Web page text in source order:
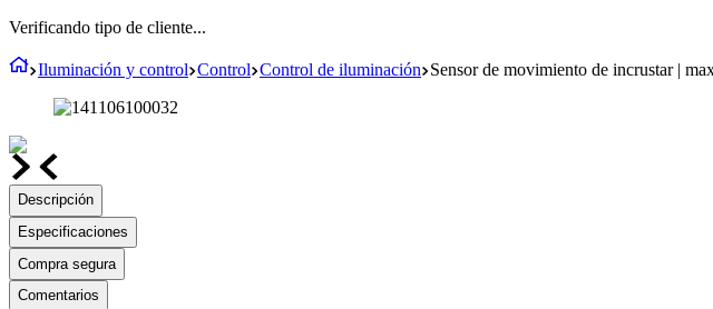
Verificando tipo de cliente...
Iluminación y control Control Control de iluminación Sensor de movimiento de incrustar |
Descripción
Especificaciones
Compra segura
Comentarios